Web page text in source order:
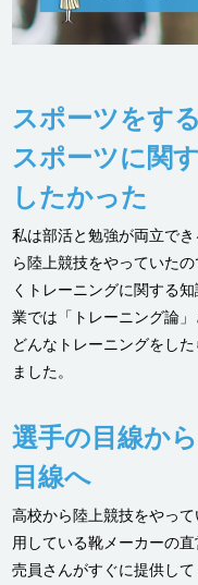
スポーツをす
スポーツに関
したかった
私は部活と勉強が両立で
ら陸上競技をやっていた
くトレーニングに関する
業では「トレーニング論
どんなトレーニングをし
ました。
選手の目線か
目線へ
高校から陸上競技をやっ
用している靴メーカーの
売員さんがすぐに提供し